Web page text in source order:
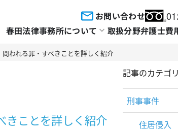
お問い合わせ
春田法律事務所について 取扱分野弁護士費
われる罪・すべきことを詳しく紹介
きことを詳しく紹介
記事のカテゴ
刑事事件
住居侵入